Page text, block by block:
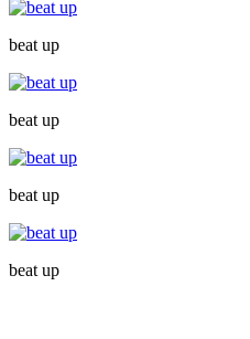
beat up
beat up
beat up
beat up